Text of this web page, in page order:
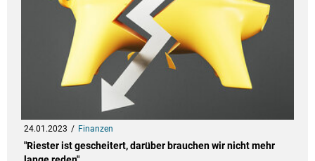
24.01.2023 Finanzen
"Riester ist gescheitert, darüber brauchen wir nicht mehr